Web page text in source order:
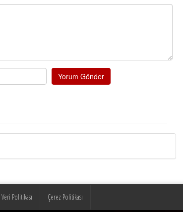
Yorum Gönder
Veri Politikası Çerez Politikası